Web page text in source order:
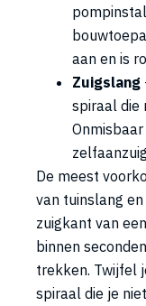
aan en is
Zuigslang
spiraal die
De meest
van tuinslang
zuigkant van een
binnen
trekken. Twijfel
spiraal die je